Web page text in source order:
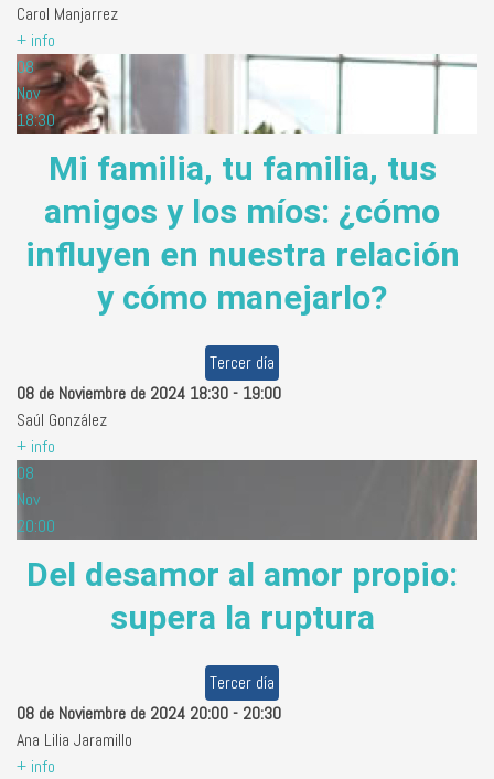
Carol Manjarrez
+ info
08
Nov
18:30
Mi familia, tu familia, tus
amigos y los míos: ¿cómo
influyen en nuestra relación
y cómo manejarlo?
Tercer día
08 de Noviembre de 2024 18:30- 19:00
Saúl González
+ info
08
Nov
20:00
Del desamor al amor propio:
supera la ruptura
Tercer día
08 de Noviembre de 2024 20:00- 20:30
Ana Lilia Jaramillo
+ info